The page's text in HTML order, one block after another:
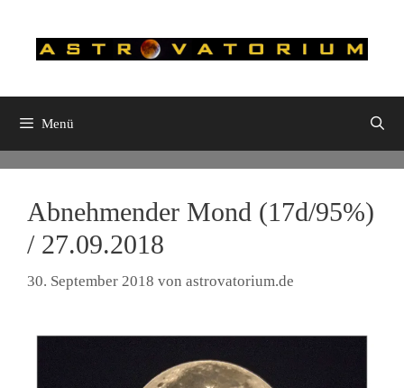
springen
Menü
Abnehmender Mond (17d/95%)
/ 27.09.2018
30. September 2018 von astrovatorium.de